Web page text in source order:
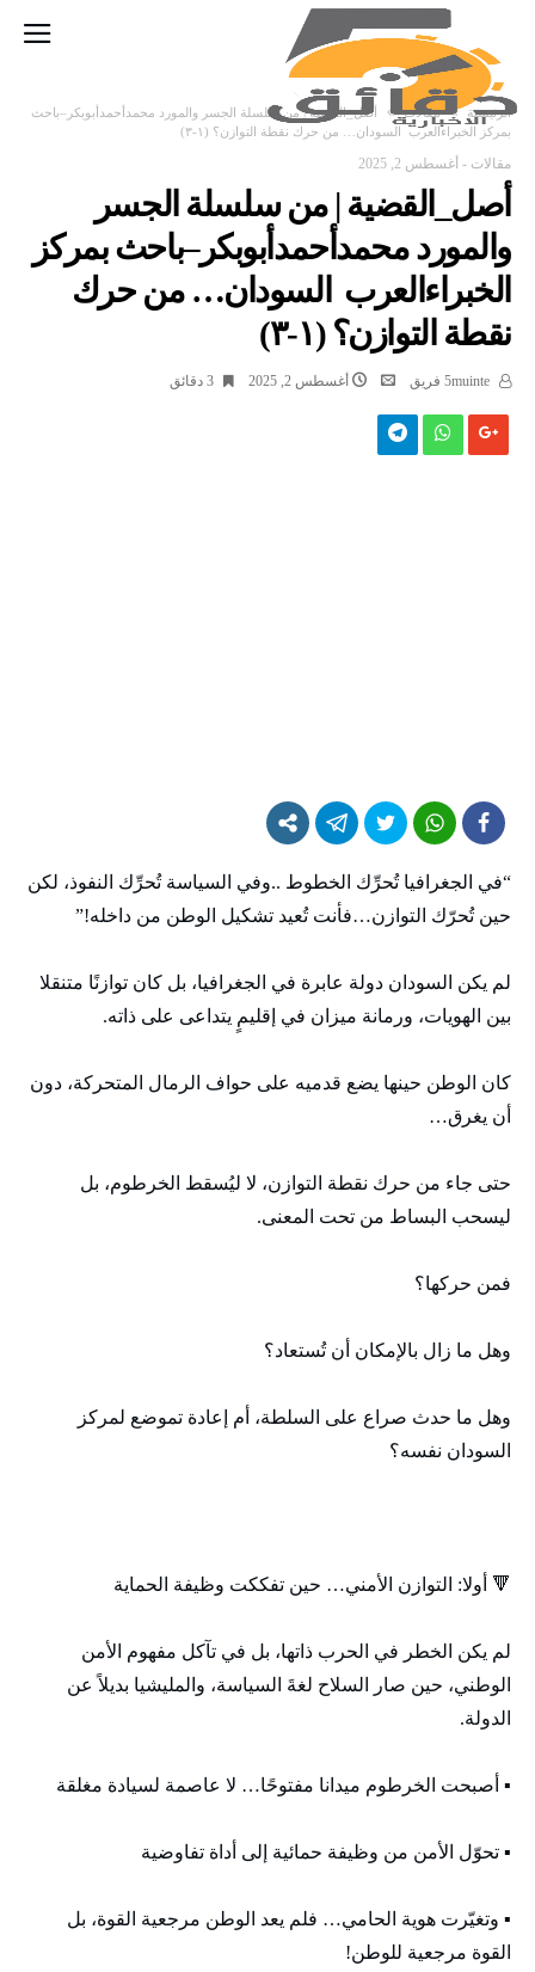
‫الرئيسية‬ مقالات
أصل_القضية | من سلسلة الجسر والمورد محمدأحمدأبوبكر–باحث
بمركز الخبراءالعرب السودان… من حرك نقطة التوازن؟ (١-٣)
مقالات - أغسطس 2, 2025
أصل_القضية | من سلسلة الجسر
والمورد محمدأحمدأبوبكر–باحث بمركز
الخبراءالعرب السودان… من حرك
نقطة التوازن؟ (١-٣)
أغسطس 2, 2025 3 ‫دقائق‬
“في الجغرافيا تُحرِّك الخطوط ..وفي السياسة تُحرِّك النفوذ، لكن
حين تُحرّك التوازن…فأنت تُعيد تشكيل الوطن من داخله!”
لم يكن السودان دولة عابرة في الجغرافيا، بل كان توازنًا متنقلا
بين الهويات، ورمانة ميزان في إقليمٍ يتداعى على ذاته.
كان الوطن حينها يضع قدميه على حواف الرمال المتحركة، دون
أن يغرق…
حتى جاء من حرك نقطة التوازن، لا ليُسقط الخرطوم، بل
ليسحب البساط من تحت المعنى.
فمن حركها؟
وهل ما زال بالإمكان أن تُستعاد؟
وهل ما حدث صراع على السلطة، أم إعادة تموضع لمركز
السودان نفسه؟
🔻 أولا: التوازن الأمني… حين تفككت وظيفة الحماية
لم يكن الخطر في الحرب ذاتها، بل في تآكل مفهوم الأمن
الوطني، حين صار السلاح لغةَ السياسة، والمليشيا بديلاً عن
الدولة.
▪️ أصبحت الخرطوم ميدانا مفتوحًا… لا عاصمة لسيادة مغلقة
▪️ تحوّل الأمن من وظيفة حمائية إلى أداة تفاوضية
▪️ وتغيّرت هوية الحامي… فلم يعد الوطن مرجعية القوة، بل
القوة مرجعية للوطن!